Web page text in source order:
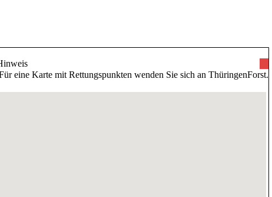
eine Karte mit Rettungspunkten wenden Sie sich an ThüringenForst.